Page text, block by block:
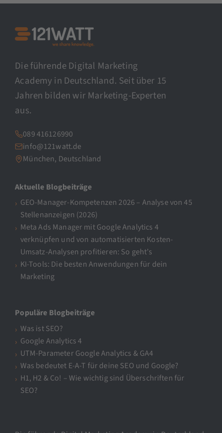
Die führende Digital Marketing
Academy in Deutschland. Seit über 15
Jahren bilden wir Marketing-Experten
aus.
089 416126990
info@121watt.de
München, Deutschland
Aktuelle Blogbeiträge
GEO-Manager-Kompetenzen 2026 – Analyse von 45
Stellenanzeigen (2026)
Meta Ads Manager mit Google Analytics 4
verknüpfen und von automatisierten Kosten-
Umsatz-Analysen profitieren: So geht’s
KI-Tools: Die besten Anwendungen für dein
Marketing
Populäre Blogbeiträge
Was ist SEO?
Google Analytics 4
UTM-Parameter Google Analytics & GA4
Was bedeutet E-A-T für deine SEO und Google?
H1, H2 & Co! – Wie wichtig sind Überschriften für
SEO?